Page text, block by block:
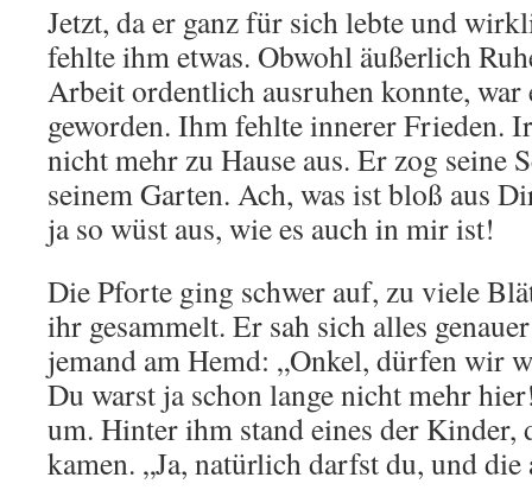
Jetzt, da er ganz für sich lebte und
fehlte ihm etwas. Obwohl äußerlich
Arbeit ordentlich ausruhen konnte,
geworden. Ihm fehlte innerer Frieden.
nicht mehr zu Hause aus. Er zog seine
seinem Garten. Ach, was ist bloß aus
ja so wüst aus, wie es auch in mir ist!
Die Pforte ging schwer auf, zu viele
ihr gesammelt. Er sah sich alles
jemand am Hemd: „Onkel, dürfen wir
Du warst ja schon lange nicht mehr
um. Hinter ihm stand eines der Kinder,
kamen. „Ja, natürlich darfst du, und die